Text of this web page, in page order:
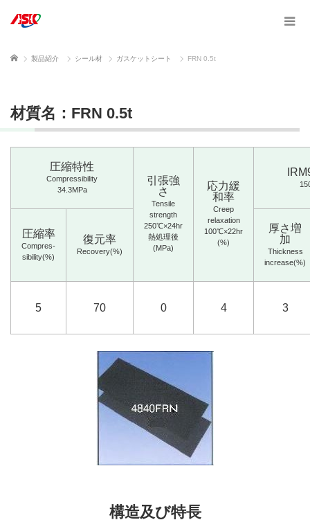
ホーム 製品紹介 シール材 ガスケットシート FRN 0.5t
材質名：FRN 0.5t
圧縮特性
Compressibility
34.3MPa
引張強
さ
Tensile
strength
250℃×24hr
熱処理後
(MPa)
応力緩
和率
Creep
relaxation
100℃×22hr
(%)
圧縮率
Compres-
sibility(%)
復元率
Recovery(%)
厚さ増
加
Thickness
increase(%)
5 70 0 4 3
構造及び特長